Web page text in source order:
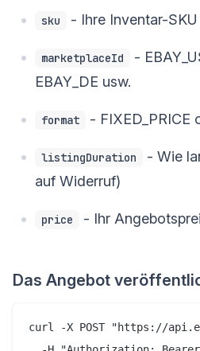
sku - Ihre Inventar-SKU
marketplaceId
-
EBAY_DE usw.
format - FIXED_PRICE
listingDuration
- Wie
auf Widerruf)
price - Ihr
Das Angebot
curl -X POST "https://